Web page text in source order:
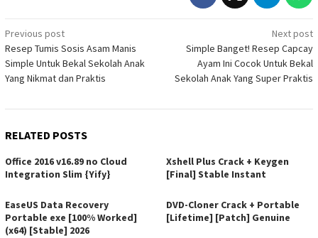
Post
navigation
Previous post
Resep Tumis Sosis Asam Manis
Simple Untuk Bekal Sekolah Anak
Yang Nikmat dan Praktis
Next post
Simple Banget! Resep Capcay
Ayam Ini Cocok Untuk Bekal
Sekolah Anak Yang Super Praktis
RELATED POSTS
Office 2016 v16.89 no Cloud
Integration Slim {Yify}
Xshell Plus Crack + Keygen
[Final] Stable Instant
EaseUS Data Recovery
Portable exe [100% Worked]
(x64) [Stable] 2026
DVD-Cloner Crack + Portable
[Lifetime] [Patch] Genuine